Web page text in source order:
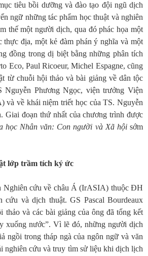
tiêu bồi dưỡng và đào tạo đội ngũ dịch
ngữ những tác phẩm học thuật và nghiên
thế một người dịch, qua đó phác họa một
địa, một kẻ đàm phán ý nghĩa và một
đồng trong dị biệt bằng những phân tích
Eco, Paul Ricoeur, Michel Espagne, cũng
từ chuỗi hội thảo và bài giảng về dân tộc
Nguyễn Phương Ngọc, viện trưởng Viện
về khái niệm triết học của TS. Nguyễn
đoạn thứ nhất của chương trình được
học Nhân văn: Con người và Xã hộisớm
lớp trầm tích ký ức
Nghiên cứu về châu Á (IrASIA) thuộc ĐH
và dịch thuật. GS Pascal Bourdeaux
và các bài giảng của ông đã tổng kết
xuống nước”. Vì lẽ đó, những người dịch
trong tháp ngà của ngôn ngữ và văn
nghiên cứu và truy tìm sử liệu khi dịch lịch